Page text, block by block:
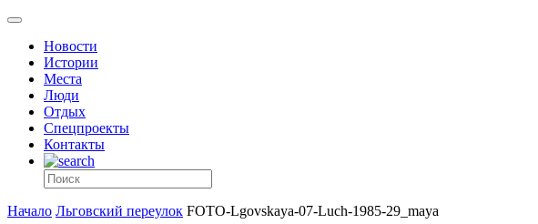
Новости
Истории
Места
Люди
Отдых
Спецпроекты
Контакты
Начало Льговский переулок FOTO-Lgovskaya-07-Luch-1985-29_maya